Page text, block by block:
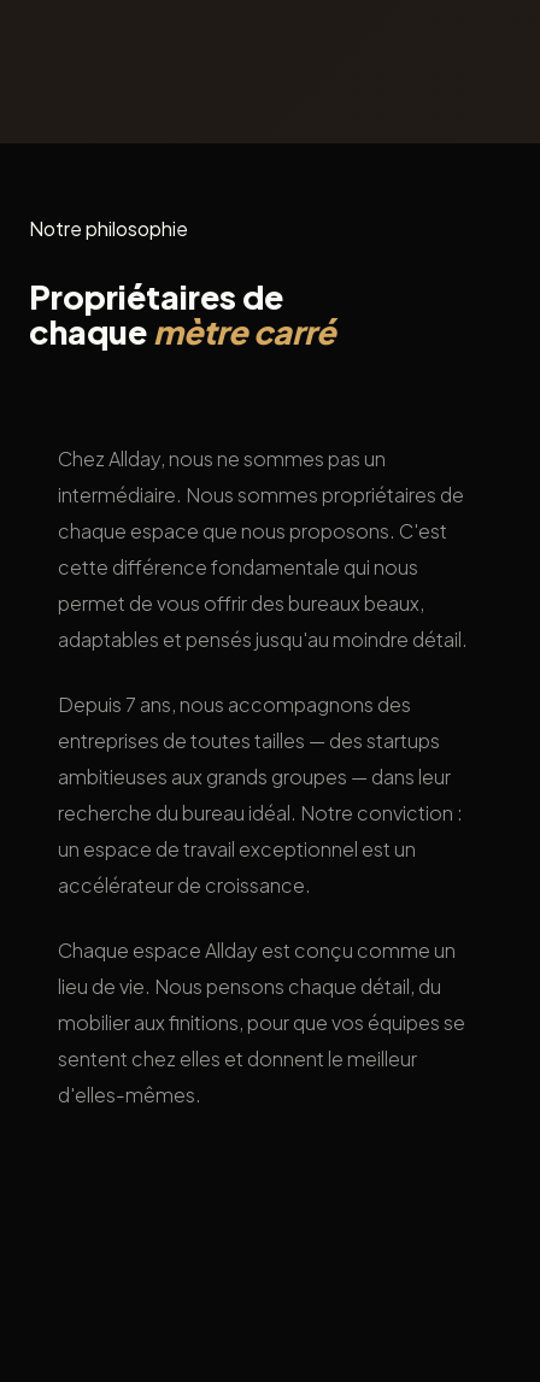
Notre philosophie
Propriétaires de
chaquemètre carré
Chez Allday, nous ne sommes pas un
intermédiaire. Nous sommes propriétaires de
chaque espace que nous proposons. C'est
cette différence fondamentale qui nous
permet de vous offrir des bureaux beaux,
adaptables et pensés jusqu'au moindre détail.
Depuis 7 ans, nous accompagnons des
entreprises de toutes tailles — des startups
ambitieuses aux grands groupes — dans leur
recherche du bureau idéal. Notre conviction :
un espace de travail exceptionnel est un
accélérateur de croissance.
Chaque espace Allday est conçu comme un
lieu de vie. Nous pensons chaque détail, du
mobilier aux finitions, pour que vos équipes se
sentent chez elles et donnent le meilleur
d'elles-mêmes.